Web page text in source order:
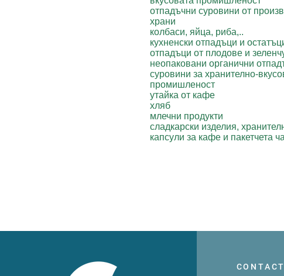
отпадъчни суровини от
храни
колбаси, яйца, риба,..
кухненски отпадъци и
отпадъци от плодове и
неопаковани органични
суровини за хранително-
промишленост
утайка от кафе
хляб
млечни продукти
сладкарски изделия,
капсули за кафе и пакетчета
CONTACT